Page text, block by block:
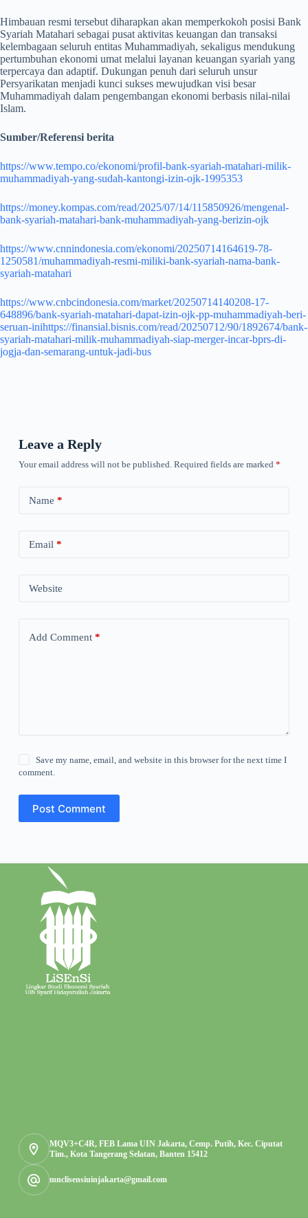
Himbauan resmi tersebut diharapkan akan memperkokoh posisi Bank
Syariah Matahari sebagai pusat aktivitas keuangan dan transaksi
kelembagaan seluruh entitas Muhammadiyah, sekaligus mendukung
pertumbuhan ekonomi umat melalui layanan keuangan syariah yang
terpercaya dan adaptif. Dukungan penuh dari seluruh unsur
Persyarikatan menjadi kunci sukses mewujudkan visi besar
Muhammadiyah dalam pengembangan ekonomi berbasis nilai-nilai
Islam.
Sumber/Referensi berita
https://www.tempo.co/ekonomi/profil-bank-syariah-matahari-milik-
muhammadiyah-yang-sudah-kantongi-izin-ojk-1995353
https://money.kompas.com/read/2025/07/14/115850926/mengenal-
bank-syariah-matahari-bank-muhammadiyah-yang-berizin-ojk
https://www.cnnindonesia.com/ekonomi/20250714164619-78-
1250581/muhammadiyah-resmi-miliki-bank-syariah-nama-bank-
syariah-matahari
https://www.cnbcindonesia.com/market/20250714140208-17-
648896/bank-syariah-matahari-dapat-izin-ojk-pp-muhammadiyah-beri-
seruan-inihttps://finansial.bisnis.com/read/20250712/90/1892674/bank-
syariah-matahari-milik-muhammadiyah-siap-merger-incar-bprs-di-
jogja-dan-semarang-untuk-jadi-bus
Leave a Reply
Your email address will not be published. Required fields are marked *
Name *
Email *
Website
Add Comment*
Save my name, email, and website in this browser for the next time I
comment.
Post Comment
MQV3+C4R, FEB Lama UIN Jakarta, Cemp. Putih, Kec. Ciputat
Tim., Kota Tangerang Selatan, Banten 15412
mnclisensiuinjakarta@gmail.com